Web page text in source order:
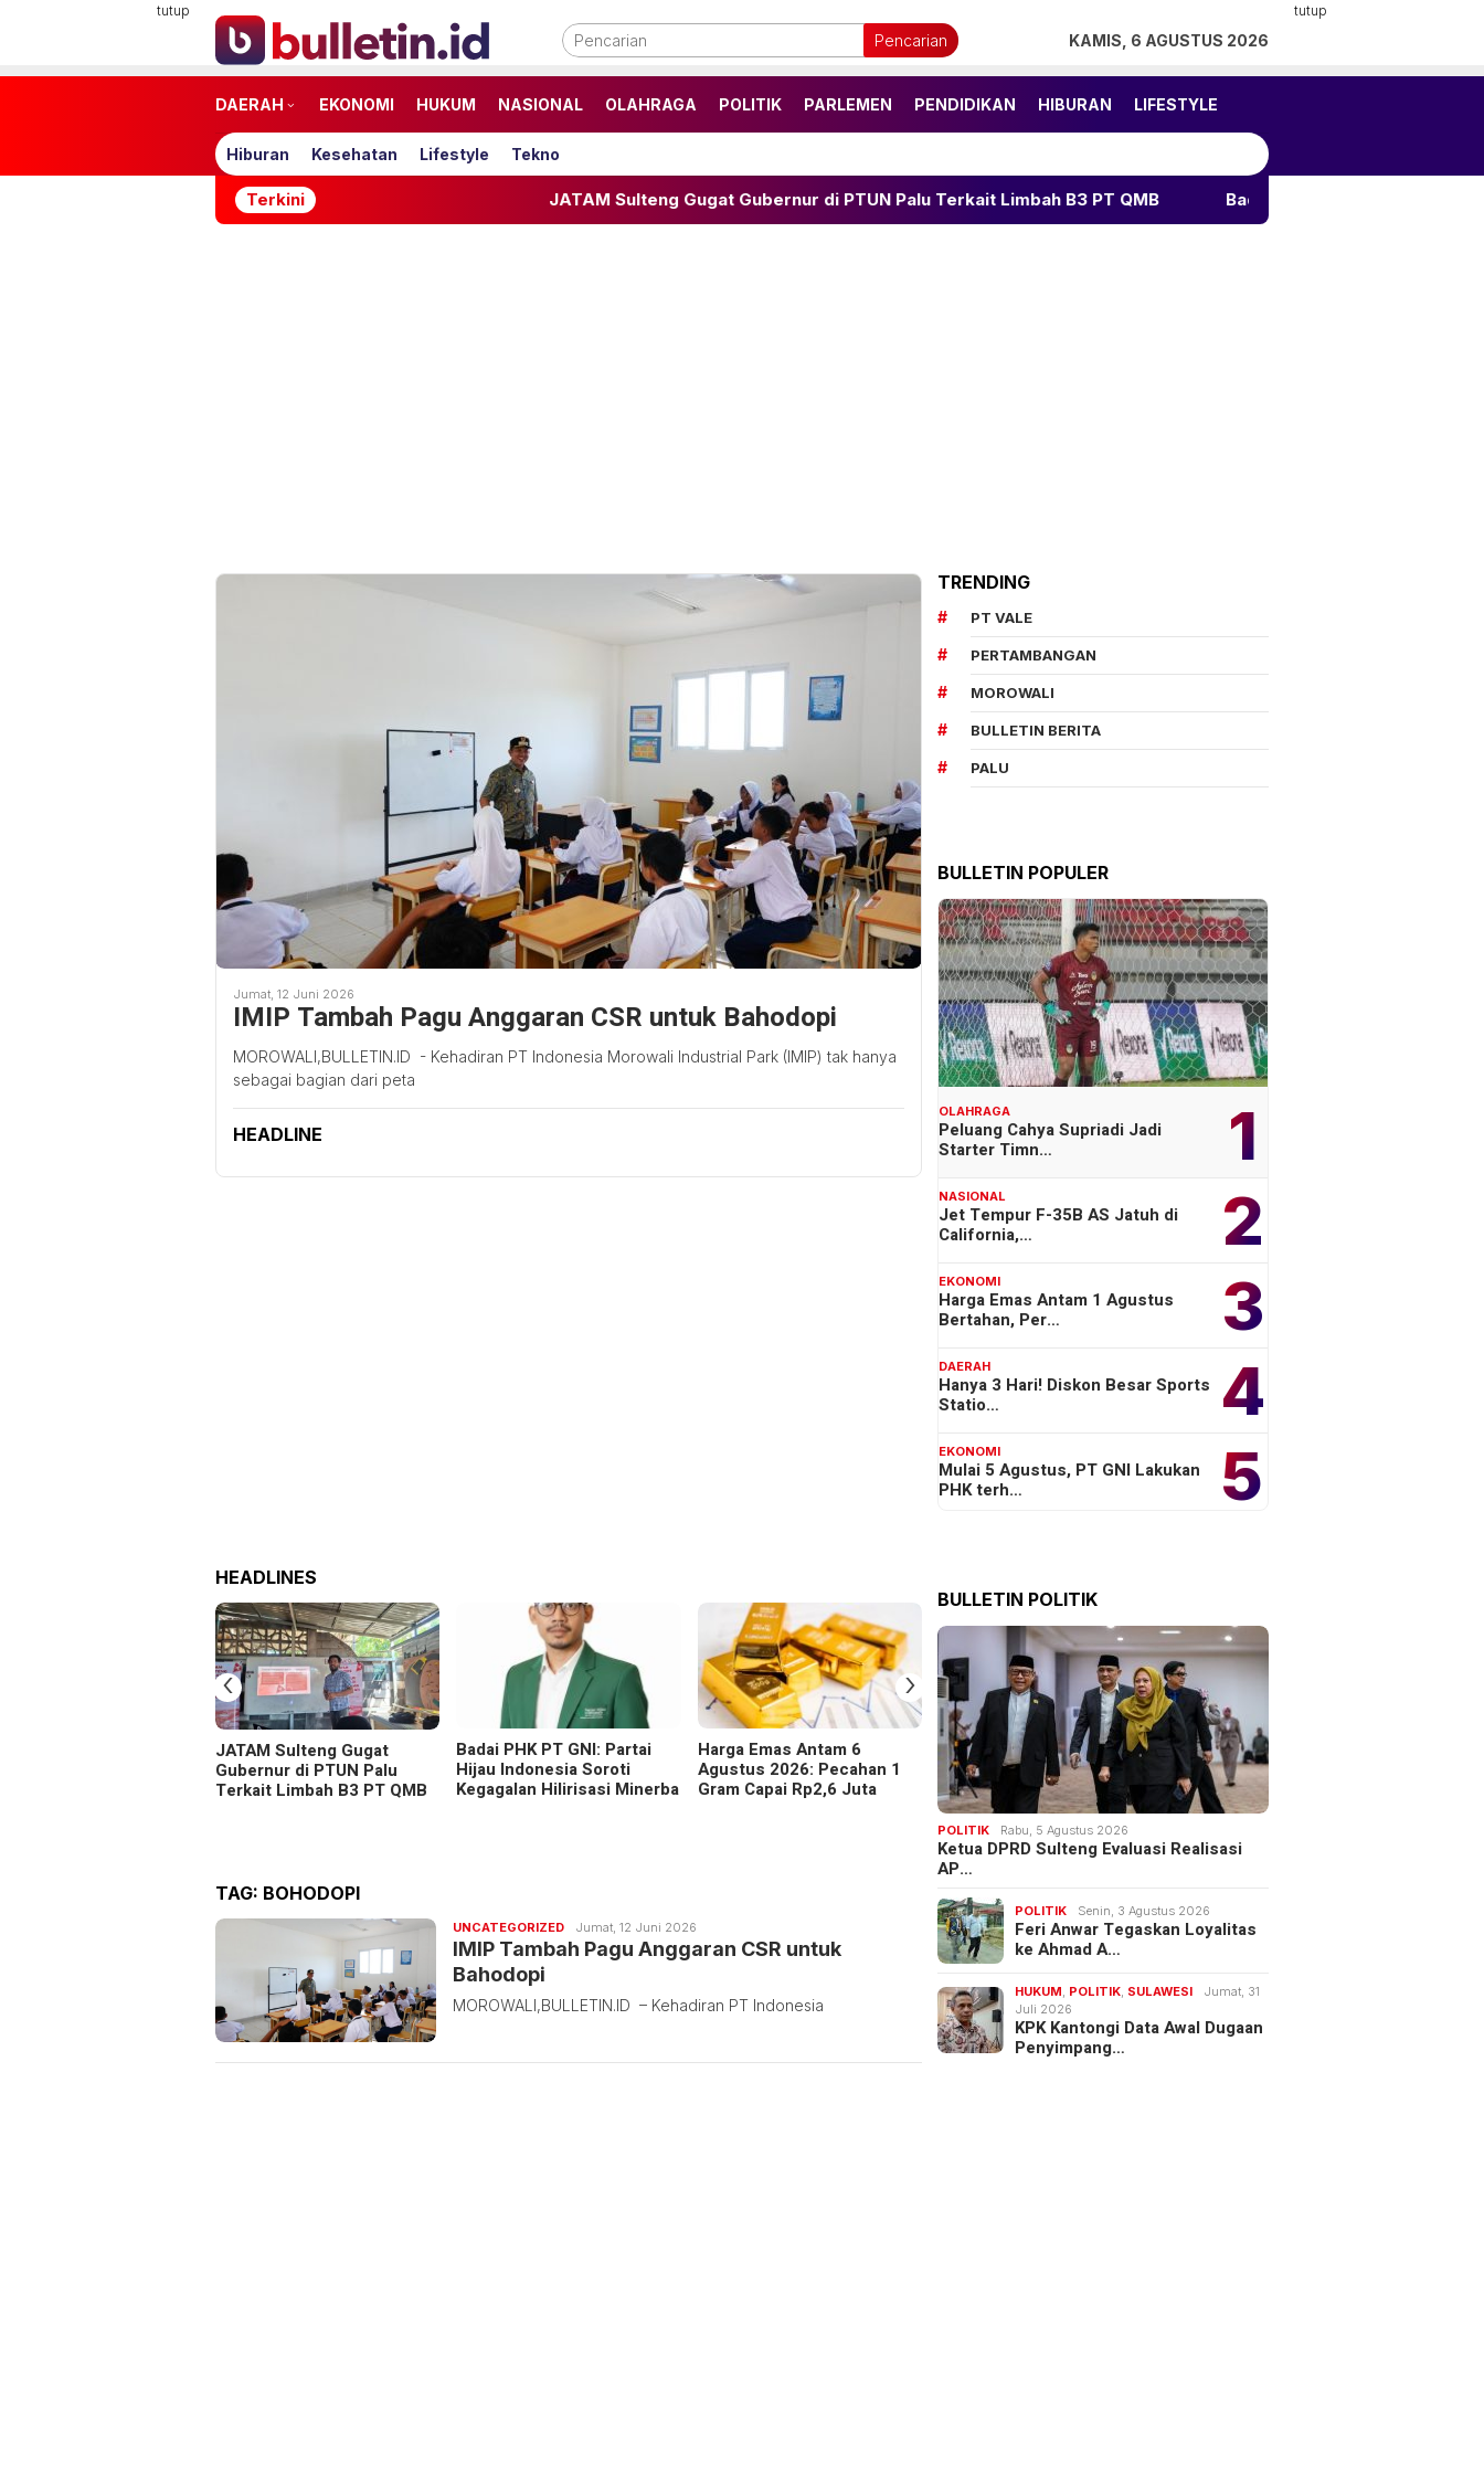
tutup tutup
Pencarian KAMIS, 6 AGUSTUS 2026
DAERAH EKONOMI HUKUM NASIONAL OLAHRAGA POLITIK PARLEMEN PENDIDIKAN HIBURAN LIFESTYLE
Hiburan Kesehatan Lifestyle Tekno
Terkini JATAM Sulteng Gugat Gubernur di PTUN Palu Terkait Limbah B3 PT QMB Badai PHK PT GNI: Partai Hijau Indonesia
Jumat, 12 Juni 2026
IMIP Tambah Pagu Anggaran CSR untuk Bahodopi
MOROWALI,BULLETIN.ID - Kehadiran PT Indonesia Morowali Industrial Park (IMIP) tak hanya
sebagai bagian dari peta
HEADLINE
HEADLINES
JATAM Sulteng Gugat
Gubernur di PTUN Palu
Terkait Limbah B3 PT QMB
Badai PHK PT GNI: Partai
Hijau Indonesia Soroti
Kegagalan Hilirisasi Minerba
Harga Emas Antam 6
Agustus 2026: Pecahan 1
Gram Capai Rp2,6 Juta
IMIP dan Dinas Pendidikan
Morowali Tingkatkan
Kapasitas Kepala Sekolah di
Bahodopi
Ginjal Mulai Bermasalah?
Waspada 7 Tanda Diam-
diam Ini Menyerang Tubuh
‹ ›
TAG: BOHODOPI
UNCATEGORIZEDRedaksi
Bulletin
Jumat, 12 Juni 2026
IMIP Tambah Pagu Anggaran CSR untuk
Bahodopi
MOROWALI,BULLETIN.ID – Kehadiran PT Indonesia
TRENDING
PT VALE
PERTAMBANGAN
MOROWALI
BULLETIN BERITA
PALU
BULLETIN POPULER
1
OLAHRAGA
Peluang Cahya Supriadi Jadi
Starter Timn…
2
NASIONAL
Jet Tempur F-35B AS Jatuh di
California,…
3
EKONOMI
Harga Emas Antam 1 Agustus
Bertahan, Per…
4
DAERAH
Hanya 3 Hari! Diskon Besar Sports
Statio…
5
EKONOMI
Mulai 5 Agustus, PT GNI Lakukan
PHK terh…
BULLETIN POLITIK
POLITIK Rabu, 5 Agustus 2026
Ketua DPRD Sulteng Evaluasi Realisasi
AP…
POLITIK Senin, 3 Agustus 2026
Feri Anwar Tegaskan Loyalitas
ke Ahmad A…
HUKUM POLITIK SULAWESI
Jumat, 31
Juli 2026
KPK Kantongi Data Awal Dugaan
Penyimpang…